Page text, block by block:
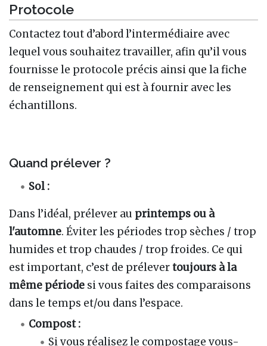
Protocole
Contactez tout d’abord l’intermédiaire avec
lequel vous souhaitez travailler, afin qu’il vous
fournisse le protocole précis ainsi que la fiche
de renseignement qui est à fournir avec les
échantillons.
Quand prélever ?
Sol :
Dans l’idéal, prélever au printemps ou à
l'automne. Éviter les périodes trop sèches / trop
humides et trop chaudes / trop froides. Ce qui
est important, c’est de prélevertoujours à la
même période si vous faites des comparaisons
dans le temps et/ou dans l’espace.
Compost :
Si vous réalisez le compostage vous-